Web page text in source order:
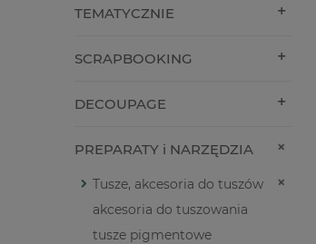
TEMATYCZNIE
SCRAPBOOKING
DECOUPAGE
PREPARATY i NARZĘDZIA
Tusze, akcesoria do tuszów
akcesoria do tuszowania
tusze pigmentowe